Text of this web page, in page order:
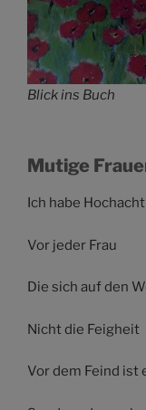
Blick ins Buch
Mutige
Ich habe
Vor jeder Frau
Die sich auf den
Nicht die Feigheit
Vor dem Feind ist